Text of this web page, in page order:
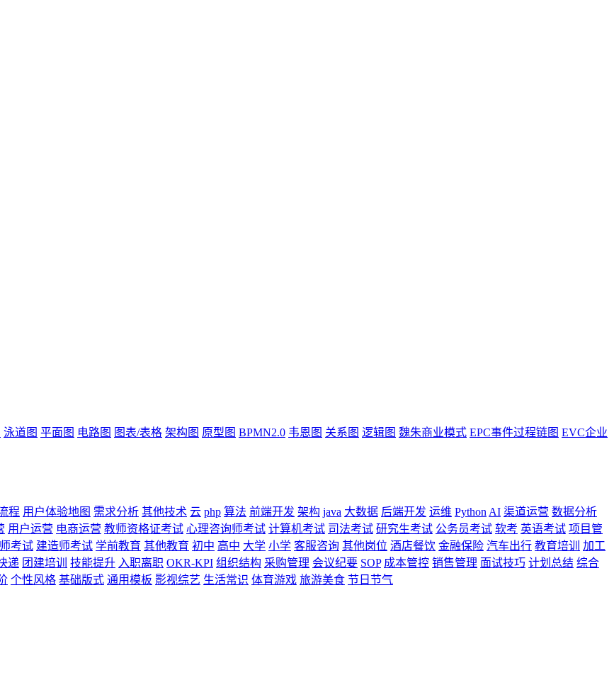
泳道图 平面图 电路图 图表/表格 架构图 原型图 BPMN2.0 韦恩图 关系图 逻辑图 魏朱商业模式 EPC事件过程链图 EVC企业
程 用户体验地图 需求分析 其他技术 云 php 算法 前端开发 架构 java 大数据 后端开发 运维 Python AI 渠道运营 数据分析
用户运营 电商运营 教师资格证考试 心理咨询师考试 计算机考试 司法考试 研究生考试 公务员考试 软考 英语考试 项目管
考试 建造师考试 学前教育 其他教育 初中 高中 大学 小学 客服咨询 其他岗位 酒店餐饮 金融保险 汽车出行 教育培训
加工
递 团建培训 技能提升 入职离职 OKR-KPI 组织结构 采购管理 会议纪要 SOP 成本管控 销售管理 面试技巧 计划总结 综合
个性风格 基础版式 通用模板 影视综艺 生活常识 体育游戏 旅游美食 节日节气